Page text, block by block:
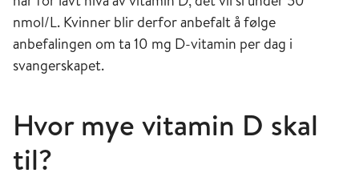
nmol/L. Kvinner blir derfor anbefalt å følge
anbefalingen om ta 10 mg D-vitamin per dag i
svangerskapet.
Hvor mye vitamin D skal
til?